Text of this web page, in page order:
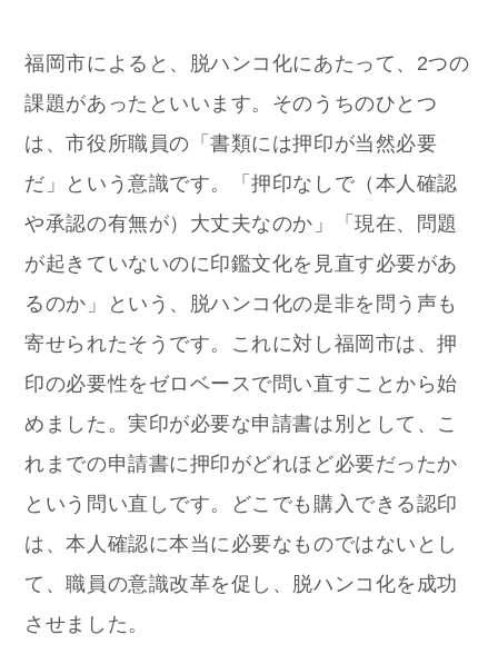
福岡市によると、脱ハンコ化にあたって、2つの
課題があったといいます。そのうちのひとつ
は、市役所職員の「書類には押印が当然必要
だ」という意識です。「押印なしで（本人確認
や承認の有無が）大丈夫なのか」「現在、問題
が起きていないのに印鑑文化を見直す必要があ
るのか」という、脱ハンコ化の是非を問う声も
寄せられたそうです。これに対し福岡市は、押
印の必要性をゼロベースで問い直すことから始
めました。実印が必要な申請書は別として、こ
れまでの申請書に押印がどれほど必要だったか
という問い直しです。どこでも購入できる認印
は、本人確認に本当に必要なものではないとし
て、職員の意識改革を促し、脱ハンコ化を成功
させました。